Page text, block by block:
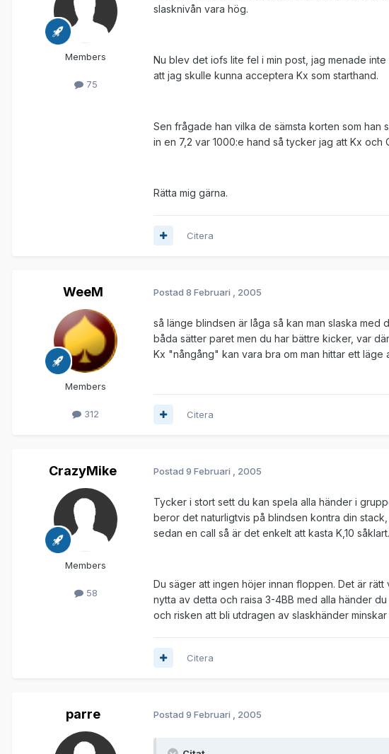
Members
75
slasknivån vara hög.
Nu blev det iofs lite fel i min post, jag menade
att jag skulle kunna acceptera Kx som starthand.
Sen frågade han vilka de sämsta korten som han
in en 7,2 var 1000:e hand så tycker jag att Kx
Rätta mig gärna.
Citera
WeeM
Members
312
Postad 8 Februari , 2005
så länge blindsen är låga så kan man slaska
båda sätter paret men du har bättre kicker, var
Kx "nångång" kan vara bra om man hittar ett
Citera
CrazyMike
Members
58
Postad 9 Februari , 2005
Tycker i stort sett du kan spela alla händer i
beror det naturligtvis på blindsen kontra din
sedan en call så är det enkelt att kasta K,10
Du säger att ingen höjer innan floppen. Det är
nytta av detta och raisa 3-4BB med alla händer
och risken att bli utdragen av slaskhänder
Citera
parre Postad 9 Februari , 2005